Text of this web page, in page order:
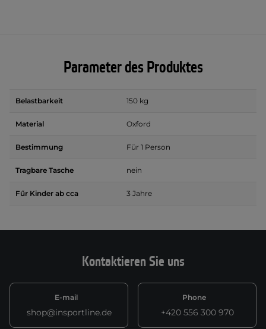
Parameter des Produktes
Belastbarkeit 150 kg
Material Oxford
Bestimmung Für 1 Person
Tragbare Tasche nein
Fűr Kinder ab cca 3 Jahre
Kontaktieren Sie uns
E-mail
shop@insportline.de
Phone
+420 556 300 970